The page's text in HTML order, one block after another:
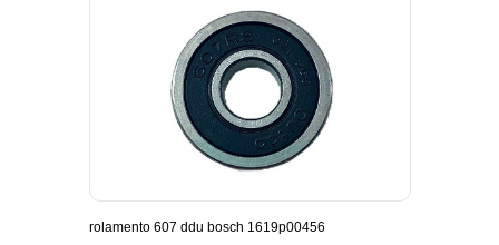
rolamento 607 ddu bosch 1619p00456